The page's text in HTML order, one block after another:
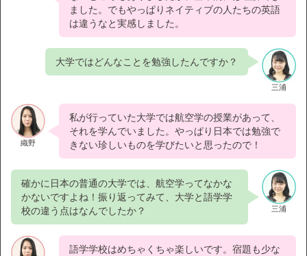
ました。でもやっぱりネイティブの人たちの英語
は違うなと実感しました。
三浦
大学ではどんなことを勉強したんですか？
織野
私が行っていた大学では航空学の授業があって、
それを学んでいました。やっぱり日本では勉強で
きない珍しいものを学びたいと思ったので！
三浦
確かに日本の普通の大学では、航空学ってなかな
かないですよね！振り返ってみて、大学と語学学
校の違う点はなんでしたか？
語学学校はめちゃくちゃ楽しいです。宿題も少な